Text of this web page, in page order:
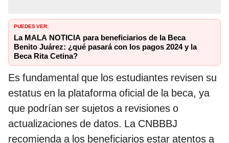
PUEDES VER:
La MALA NOTICIA para beneficiarios de la Beca
Benito Juárez: ¿qué pasará con los pagos 2024 y la
Beca Rita Cetina?
Es fundamental que los estudiantes revisen su
estatus en la plataforma oficial de la beca, ya
que podrían ser sujetos a revisiones o
actualizaciones de datos. La CNBBBJ
recomienda a los beneficiarios estar atentos a